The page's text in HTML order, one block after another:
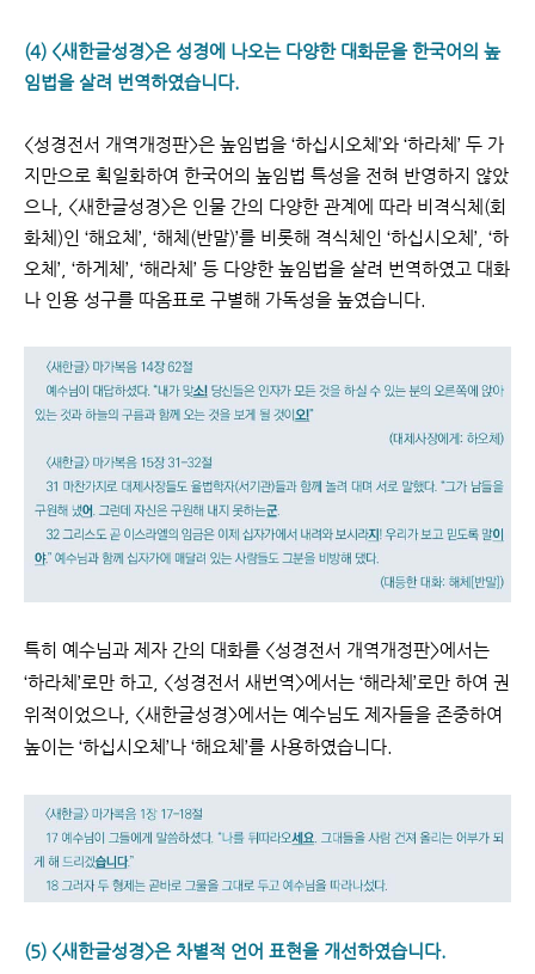
(4) <새한글성경>은 성경에 나오는 다양한 대화문을 한국어의 높
임법을 살려 번역하였습니다.
<성경전서 개역개정판>은 높임법을 ‘하십시오체’와 ‘하라체’ 두 가
지만으로 획일화하여 한국어의 높임법 특성을 전혀 반영하지 않았
으나, <새한글성경>은 인물 간의 다양한 관계에 따라 비격식체 (회
화체)인 ‘해요체’, ‘해체(반말)’를 비롯해 격식체인 ‘하십시오체’, ‘하
오체’, ‘하게체’, ‘해라체’ 등 다양한 높임법을 살려 번역하였고 대화
나 인용 성구를 따옴표로 구별해 가독성을 높였습니다.
특히 예수님과 제자 간의 대화를 <성경전서 개역개정판>에서는
‘하라체’로만 하고, <성경전서 새번역>에서는 ‘해라체’로만 하여 권
위적이었으나, <새한글성경>에서는 예수님도 제자들을 존중하여
높이는 ‘하십시오체’나 ‘해요체’를 사용하였습니다.
(5) <새한글성경>은 차별적 언어 표현을 개선하였습니다.